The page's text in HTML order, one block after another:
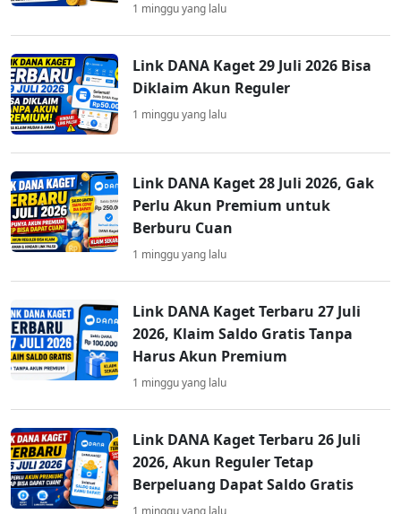
1 minggu yang lalu
Link DANA Kaget 29 Juli 2026 Bisa
Diklaim Akun Reguler
1 minggu yang lalu
Link DANA Kaget 28 Juli 2026, Gak
Perlu Akun Premium untuk
Berburu Cuan
1 minggu yang lalu
Link DANA Kaget Terbaru 27 Juli
2026, Klaim Saldo Gratis Tanpa
Harus Akun Premium
1 minggu yang lalu
Link DANA Kaget Terbaru 26 Juli
2026, Akun Reguler Tetap
Berpeluang Dapat Saldo Gratis